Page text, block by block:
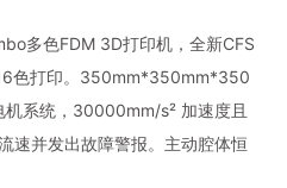
多色FDM 3D打印机，全新CFS
色打印。350mm*350mm*350
系统，30000mm/s² 加速度且
速并发出故障警报。主动腔体恒